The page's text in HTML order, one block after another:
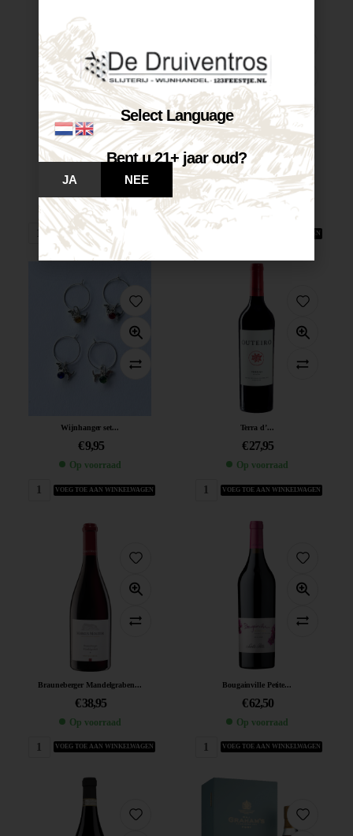
Op voorraad
VOEG TOE AAN WINKELWAGEN
Castelnuovo Chardonnay...
Op voorraad
VOEG TOE AAN WINKELWAGEN
Wijnhanger set...
€9,95
Op voorraad
VOEG TOE AAN WINKELWAGEN
Terra d’...
€27,95
Op voorraad
VOEG TOE AAN WINKELWAGEN
Brauneberger Mandelgraben...
€38,95
Op voorraad
VOEG TOE AAN WINKELWAGEN
Bougainville Petite...
€62,50
Op voorraad
VOEG TOE AAN WINKELWAGEN
Select Language
Bent u 21+ jaar oud?
JA NEE